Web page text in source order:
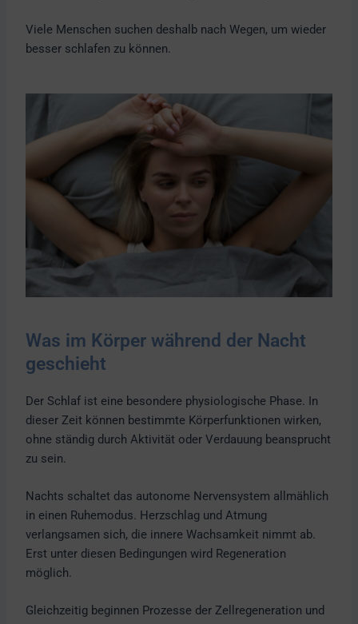
Viele Menschen suchen deshalb nach Wegen, um wieder
besser schlafen zu können.
Was im Körper während der Nacht
geschieht
Der Schlaf ist eine besondere physiologische Phase. In
dieser Zeit können bestimmte Körperfunktionen wirken,
ohne ständig durch Aktivität oder Verdauung beansprucht
zu sein.
Nachts schaltet das autonome Nervensystem allmählich
in einen Ruhemodus. Herzschlag und Atmung
verlangsamen sich, die innere Wachsamkeit nimmt ab.
Erst unter diesen Bedingungen wird Regeneration
möglich.
Gleichzeitig beginnen Prozesse der Zellregeneration und